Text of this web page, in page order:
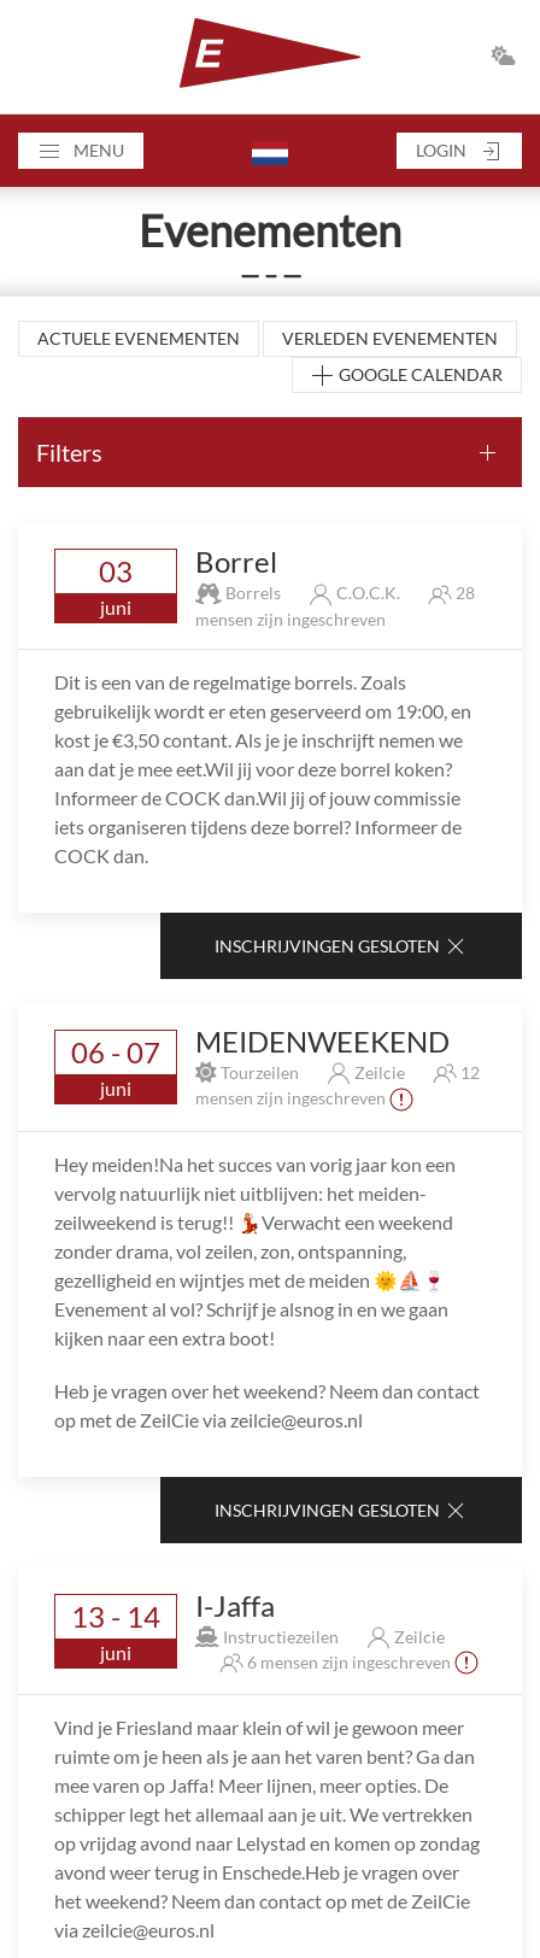
MENU LOGIN
Evenementen
— – —
ACTUELE EVENEMENTEN
VERLEDEN EVENEMENTEN
GOOGLE CALENDAR
Filters
03
juni
Borrel
Borrels C.O.C.K.
28
mensen zijn ingeschreven
Dit is een van de regelmatige borrels. Zoals
gebruikelijk wordt er eten geserveerd om 19:00, en
kost je €3,50 contant. Als je je inschrijft nemen we
aan dat je mee eet.Wil jij voor deze borrel koken?
Informeer de COCK dan.Wil jij of jouw commissie
iets organiseren tijdens deze borrel? Informeer de
COCK dan.
INSCHRIJVINGEN GESLOTEN
06 - 07
juni
MEIDENWEEKEND
Tourzeilen Zeilcie
12
mensen zijn ingeschreven
Hey meiden!Na het succes van vorig jaar kon een
vervolg natuurlijk niet uitblijven: het meiden-
zeilweekend is terug!! 💃🏼Verwacht een weekend
zonder drama, vol zeilen, zon, ontspanning,
gezelligheid en wijntjes met de meiden 🌞⛵️🍷
Evenement al vol? Schrijf je alsnog in en we gaan
kijken naar een extra boot!
Heb je vragen over het weekend? Neem dan contact
op met de ZeilCie via zeilcie@euros.nl
INSCHRIJVINGEN GESLOTEN
13 - 14
juni
I-Jaffa
Instructiezeilen
Zeilcie
6 mensen zijn ingeschreven
Vind je Friesland maar klein of wil je gewoon meer
ruimte om je heen als je aan het varen bent? Ga dan
mee varen op Jaffa! Meer lijnen, meer opties. De
schipper legt het allemaal aan je uit. We vertrekken
op vrijdag avond naar Lelystad en komen op zondag
avond weer terug in Enschede.Heb je vragen over
het weekend? Neem dan contact op met de ZeilCie
via zeilcie@euros.nl